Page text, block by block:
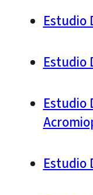
Estudio
Estudio
Estudio
Estudio